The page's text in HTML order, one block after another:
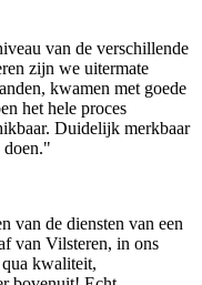
van de verschillende
zijn we uitermate
kwamen met goede
het hele proces
Duidelijk merkbaar
doen."
van de diensten van een
van Vilsteren, in ons
kwaliteit,